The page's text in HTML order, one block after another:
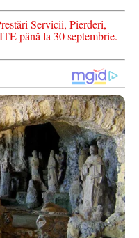
Servicii, Pierderi,
până la 30 septembrie.